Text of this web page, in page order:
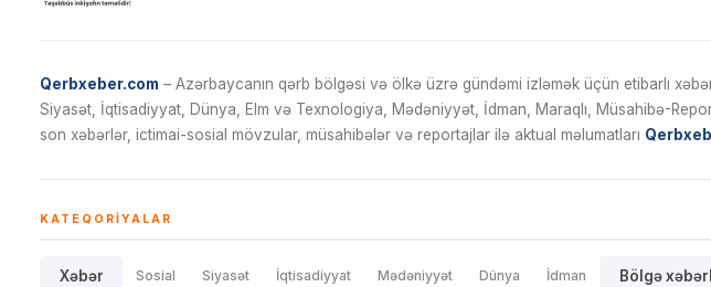
Qerbxeber.com – Azərbaycanın qərb bölgəsi və ölkə üzrə gündəmi izləmək üçün etibarlı xəbər
Siyasət, İqtisadiyyat, Dünya, Elm və Texnologiya, Mədəniyyət, İdman, Maraqlı, Müsahibə-
son xəbərlər, ictimai-sosial mövzular, müsahibələr və reportajlar ilə aktual məlumatları
KATEQORIYALAR
Xəbər Sosial Siyasət İqtisadiyyat Mədəniyyət Dünya İdman Bölgə